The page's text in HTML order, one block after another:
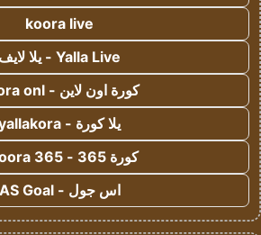
koora live
Yalla Live - يلا لايف
كورة اون لاين - koora onl
يلا كورة - yallakora
كورة 365 - kooora 365
اس جول - AS Goal